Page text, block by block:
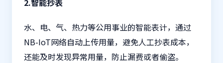
2.智能抄表
水、电、气、热力等公用事业的智能表计，通过
NB-IoT网络自动上传用量，避免人工抄表成本，
还能及时发现异常用量，防止漏费或者偷盗。